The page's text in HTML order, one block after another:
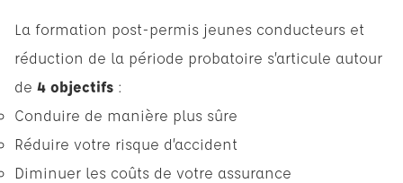
La formation post-permis jeunes conducteurs et
réduction de la période probatoire s’articule autour
de 4 objectifs :
Conduire de manière plus sûre
Réduire votre risque d’accident
Diminuer les coûts de votre assurance